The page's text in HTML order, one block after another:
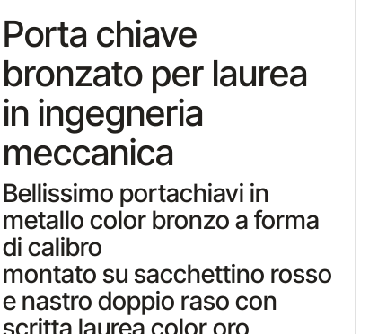
Porta chiave
bronzato per laurea
in ingegneria
meccanica
Bellissimo portachiavi in
metallo color bronzo a forma
di calibro
montato su sacchettino rosso
e nastro doppio raso con
scritta laurea color oro